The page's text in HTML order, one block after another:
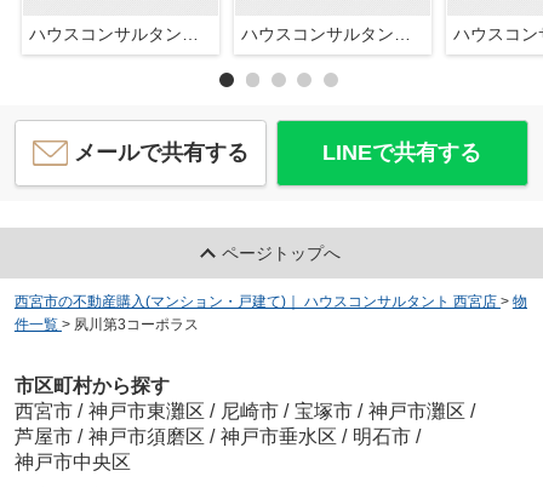
メールで共有する LINEで共有する
ページトップへ
西宮市の不動産購入(マンション・戸建て)｜ ハウスコンサルタント 西宮店 > 物
件一覧 > 夙川第3コーポラス
市区町村から探す
西宮市 / 神戸市東灘区 / 尼崎市 / 宝塚市 / 神戸市灘区 /
芦屋市 / 神戸市須磨区 / 神戸市垂水区 / 明石市 /
神戸市中央区